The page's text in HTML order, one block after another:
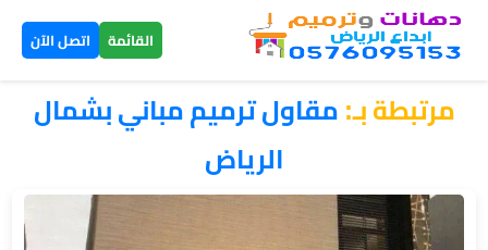
القائمة اتصل الآن ×
الرئيسية
داخلية
الرياض
مرتبطة بـ:مقاول ترميم مباني بشمال
الرياض